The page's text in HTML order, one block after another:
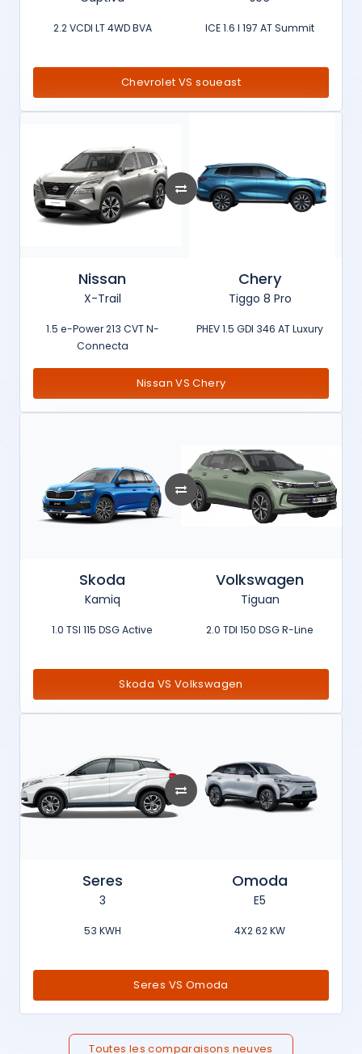
2.2 VCDI LT 4WD BVA ICE 1.6 l 197 AT Summit
Chevrolet VS soueast
Nissan
X-Trail
1.5 e-Power 213 CVT N-
Connecta
Chery
Tiggo 8 Pro
PHEV 1.5 GDI 346 AT Luxury
Nissan VS Chery
Skoda
Kamiq
1.0 TSI 115 DSG Active
Volkswagen
Tiguan
2.0 TDI 150 DSG R-Line
Skoda VS Volkswagen
Seres
3
53 KWH
Omoda
E5
4X2 62 KW
Seres VS Omoda
Toutes les comparaisons neuves